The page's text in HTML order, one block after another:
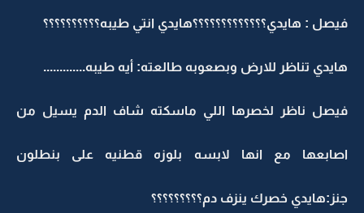
فيصل : هايدي؟؟؟؟؟؟؟؟؟؟؟؟؟هايدي انتي طيبه؟؟؟؟؟؟؟؟؟؟
هايدي تناظر للارض وبصعوبه طالعته: أيه طيبه.............
فيصل ناظر لخصرها اللي ماسكته شاف الدم يسيل من
اصابعها مع انها لابسه بلوزه قطنيه على بنطلون
جنز:هايدي خصرك ينزف دم؟؟؟؟؟؟؟؟؟